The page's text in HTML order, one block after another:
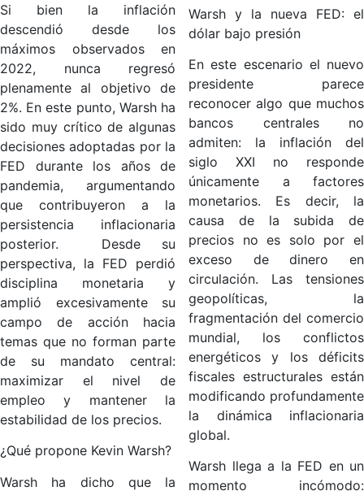
Si bien la inflación
descendió desde los
máximos observados en
2022, nunca regresó
plenamente al objetivo de
2%. En este punto, Warsh ha
sido muy crítico de algunas
decisiones adoptadas por la
FED durante los años de
pandemia, argumentando
que contribuyeron a la
persistencia inflacionaria
posterior. Desde su
perspectiva, la FED perdió
disciplina monetaria y
amplió excesivamente su
campo de acción hacia
temas que no forman parte
de su mandato central:
maximizar el nivel de
empleo y mantener la
estabilidad de los precios.
¿Qué propone Kevin Warsh?
Warsh ha dicho que la
Warsh y la nueva FED: el
dólar bajo presión
En este escenario el nuevo
presidente parece
reconocer algo que muchos
bancos centrales no
admiten: la inflación del
siglo XXI no responde
únicamente a factores
monetarios. Es decir, la
causa de la subida de
precios no es solo por el
exceso de dinero en
circulación. Las tensiones
geopolíticas, la
fragmentación del comercio
mundial, los conflictos
energéticos y los déficits
fiscales estructurales están
modificando profundamente
la dinámica inflacionaria
global.
Warsh llega a la FED en un
momento incómodo: